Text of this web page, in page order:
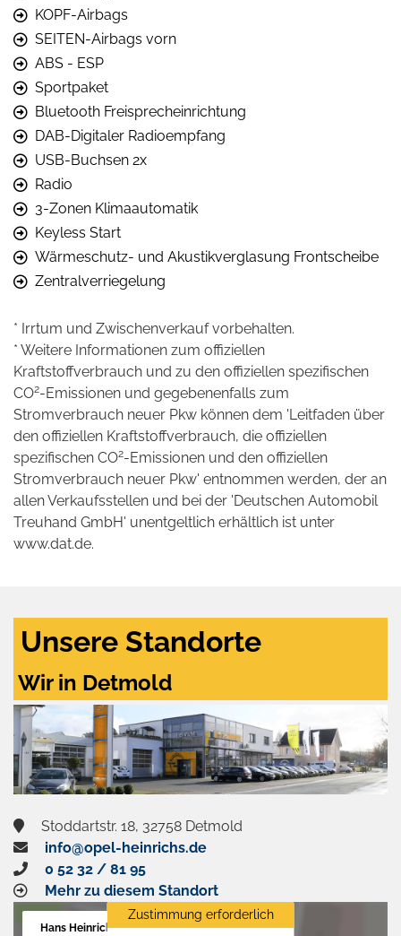
KOPF-Airbags
SEITEN-Airbags vorn
ABS - ESP
Sportpaket
Bluetooth Freisprecheinrichtung
DAB-Digitaler Radioempfang
USB-Buchsen 2x
Radio
3-Zonen Klimaautomatik
Keyless Start
Wärmeschutz- und Akustikverglasung Frontscheibe
Zentralverriegelung
* Irrtum und Zwischenverkauf vorbehalten.
* Weitere Informationen zum offiziellen
Kraftstoffverbrauch und zu den offiziellen spezifischen
CO2-Emissionen und gegebenenfalls zum
Stromverbrauch neuer Pkw können dem 'Leitfaden über
den offiziellen Kraftstoffverbrauch, die offiziellen
spezifischen CO2-Emissionen und den offiziellen
Stromverbrauch neuer Pkw' entnommen werden, der an
allen Verkaufsstellen und bei der 'Deutschen Automobil
Treuhand GmbH' unentgeltlich erhältlich ist unter
www.dat.de.
Unsere Standorte
Wir in Detmold
Stoddartstr. 18, 32758 Detmold
info@opel-heinrichs.de
0 52 32 / 81 95
Mehr zu diesem Standort
Hans Heinrichs GmbH
Zustimmung erforderlich